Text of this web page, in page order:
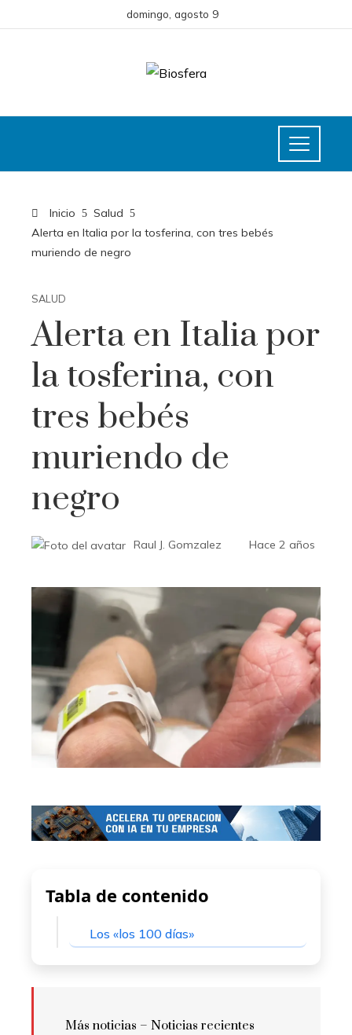
domingo, agosto 9
Inicio
Salud
Alerta en Italia por la tosferina, con tres bebés
muriendo de negro
SALUD
Alerta en Italia por
la tosferina, con
tres bebés
muriendo de
negro
Raul J. Gomzalez Hace 2 años
Tabla de contenido
Los «los 100 días»
Más noticias – Noticias recientes